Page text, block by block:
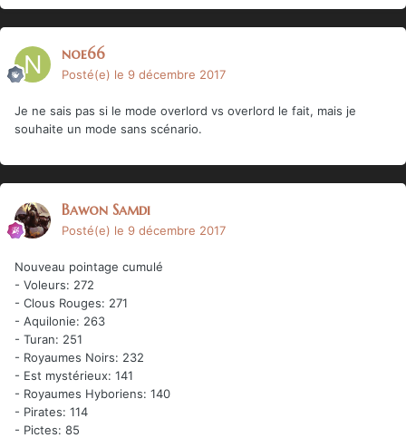
noe66
Posté(e) le 9 décembre 2017
Je ne sais pas si le mode overlord vs overlord le fait, mais je
souhaite un mode sans scénario.
Bawon Samdi
Posté(e) le 9 décembre 2017
Nouveau pointage cumulé
- Voleurs: 272
- Clous Rouges: 271
- Aquilonie: 263
- Turan: 251
- Royaumes Noirs: 232
- Est mystérieux: 141
- Royaumes Hyboriens: 140
- Pirates: 114
- Pictes: 85